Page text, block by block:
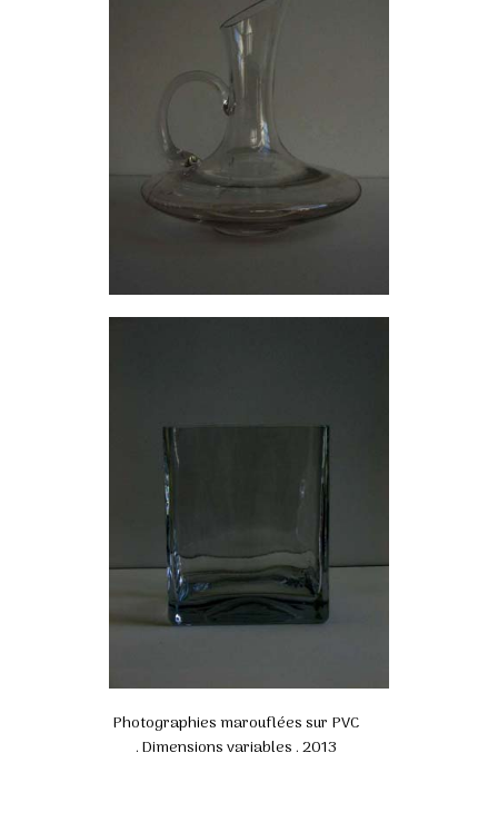
Photographies marouflées sur PVC
. Dimensions variables . 2013